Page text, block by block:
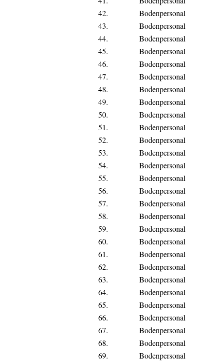
42.
Bodenpersonal
43.
Bodenpersonal
44.
Bodenpersonal
45.
Bodenpersonal
46.
Bodenpersonal
47.
Bodenpersonal
48.
Bodenpersonal
49.
Bodenpersonal
50.
Bodenpersonal
51.
Bodenpersonal
52.
Bodenpersonal
53.
Bodenpersonal
54.
Bodenpersonal
55.
Bodenpersonal
56.
Bodenpersonal
57.
Bodenpersonal
58.
Bodenpersonal
59.
Bodenpersonal
60.
Bodenpersonal
61.
Bodenpersonal
62.
Bodenpersonal
63.
Bodenpersonal
64.
Bodenpersonal
65.
Bodenpersonal
66.
Bodenpersonal
67.
Bodenpersonal
68.
Bodenpersonal
69.
Bodenpersonal